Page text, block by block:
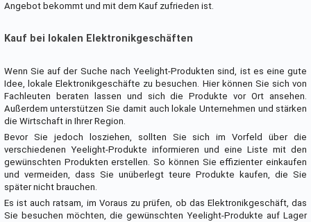
Angebot bekommt und mit dem Kauf zufrieden ist.
Kauf bei lokalen Elektronikgeschäften
Wenn Sie auf der Suche nach Yeelight-Produkten sind, ist es eine gute
Idee, lokale Elektronikgeschäfte zu besuchen. Hier können Sie sich von
Fachleuten beraten lassen und sich die Produkte vor Ort ansehen.
Außerdem unterstützen Sie damit auch lokale Unternehmen und stärken
die Wirtschaft in Ihrer Region.
Bevor Sie jedoch losziehen, sollten Sie sich im Vorfeld über die
verschiedenen Yeelight-Produkte informieren und eine Liste mit den
gewünschten Produkten erstellen. So können Sie effizienter einkaufen
und vermeiden, dass Sie unüberlegt teure Produkte kaufen, die Sie
später nicht brauchen.
Es ist auch ratsam, im Voraus zu prüfen, ob das Elektronikgeschäft, das
Sie besuchen möchten, die gewünschten Yeelight-Produkte auf Lager